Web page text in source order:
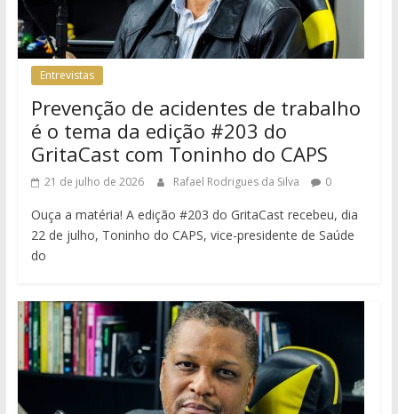
Entrevistas
Prevenção de acidentes de trabalho
é o tema da edição #203 do
GritaCast com Toninho do CAPS
21 de julho de 2026 Rafael Rodrigues da Silva 0
Ouça a matéria! A edição #203 do GritaCast recebeu, dia
22 de julho, Toninho do CAPS, vice-presidente de Saúde
do